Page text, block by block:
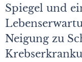
Spiegel und
Neigung zu